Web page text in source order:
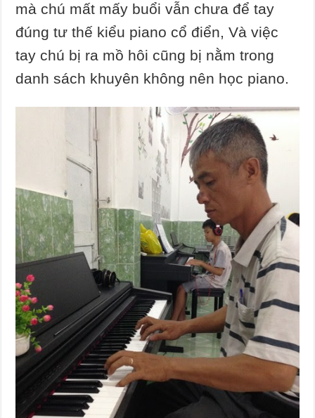
mà chú mất mấy buổi vẫn chưa để tay
đúng tư thế kiểu piano cổ điển, Và việc
tay chú bị ra mồ hôi cũng bị nằm trong
danh sách khuyên không nên học piano.